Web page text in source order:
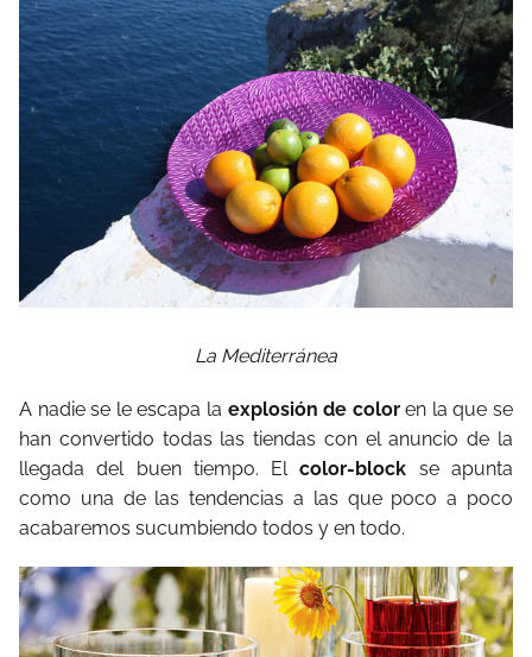
La Mediterránea
A nadie se le escapa la explosión de coloren la que se
han convertido todas las tiendas con el anuncio de la
llegada del buen tiempo. Elcolor-block se apunta
como una de las tendencias a las que poco a poco
acabaremos sucumbiendo todos y en todo.